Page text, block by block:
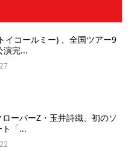
イコールミー) 、全国ツアー9
演完...
ローバーZ・玉井詩織、初のソ
ト「...